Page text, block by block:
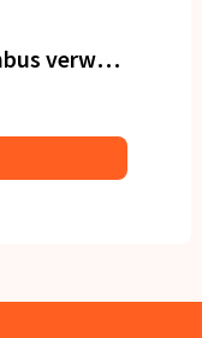
Hart voor de Zorg Brievenbus verwenpakket